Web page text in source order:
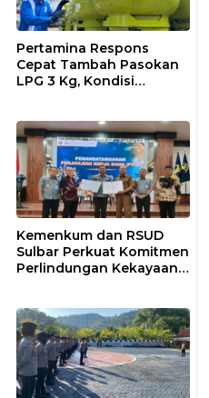
Pertamina Respons
Cepat Tambah Pasokan
LPG 3 Kg, Kondisi
Kemenkum dan RSUD
Sulbar Perkuat Komitmen
Perlindungan Kekayaan